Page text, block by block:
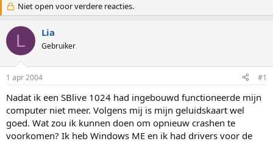
d
e
r
e
s
t
a
r
t
e
a
r
t
d
a
m
Niet open voor verdere reacties.
L Lia
Gebruiker
1 apr 2004 #1
Nadat ik een SBlive 1024 had ingebouwd functioneerde mijn
computer niet meer. Volgens mij is mijn geluidskaart wel
goed. Wat zou ik kunnen doen om opnieuw crashen te
voorkomen? Ik heb Windows ME en ik had drivers voor de